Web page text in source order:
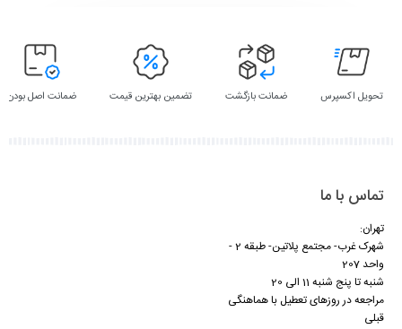
تحویل اکسپرس ضمانت بازگشت تضمین بهترین قیمت ضمانت اصل بودن
تماس با ما
تهران:
شهرک غرب- مجتمع پلاتین- طبقه 2 -
واحد 207
شنبه تا پنج شنبه 11 الی 20
مراجعه در روزهای تعطیل با هماهنگی
قبلی